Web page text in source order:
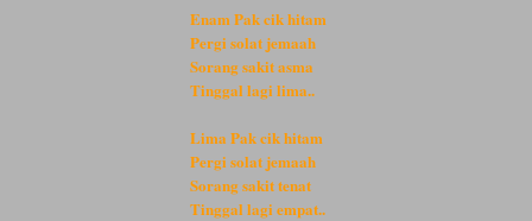
Enam Pak cik hitam
Pergi solat jemaah
Sorang sakit asma
Tinggal lagi lima..
Lima Pak cik hitam
Pergi solat jemaah
Sorang sakit tenat
Tinggal lagi empat..